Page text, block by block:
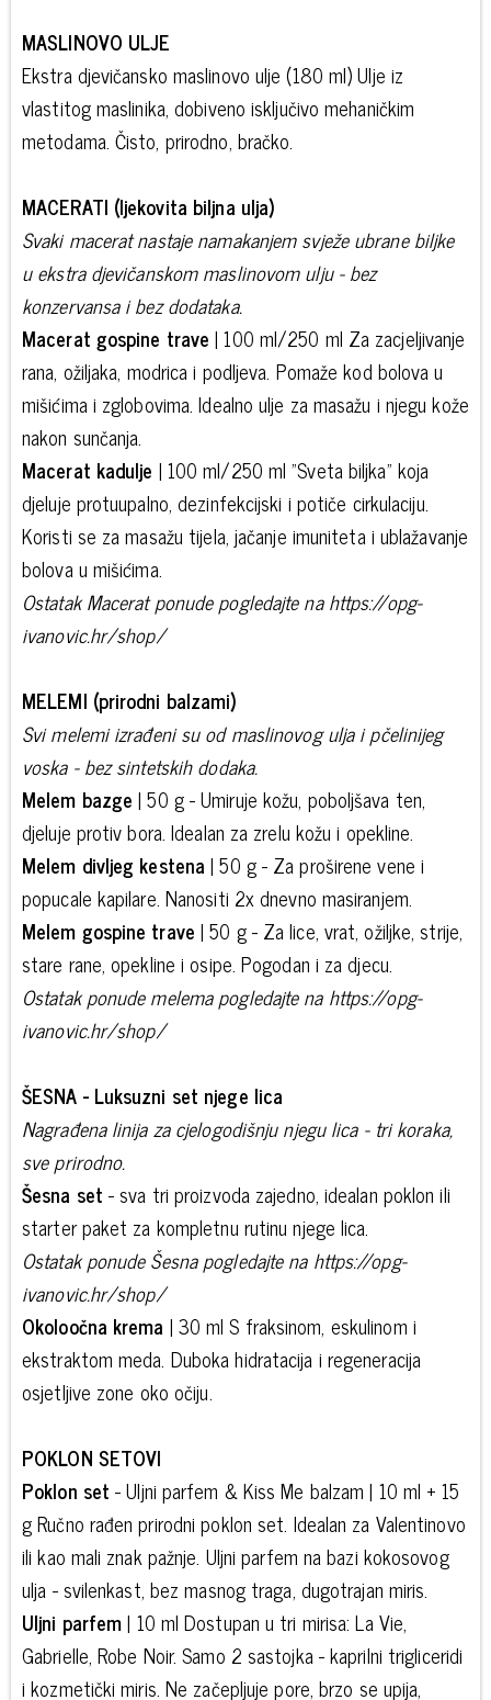
MASLINOVO ULJE
Ekstra djevičansko maslinovo ulje (180 ml) Ulje iz
vlastitog maslinika, dobiveno isključivo mehaničkim
metodama. Čisto, prirodno, bračko.
MACERATI (ljekovita biljna ulja)
Svaki macerat nastaje namakanjem svježe ubrane biljke
u ekstra djevičanskom maslinovom ulju - bez
konzervansa i bez dodataka.
Macerat gospine trave | 100 ml/250 ml Za zacjeljivanje
rana, ožiljaka, modrica i podljeva. Pomaže kod bolova u
mišićima i zglobovima. Idealno ulje za masažu i njegu kože
nakon sunčanja.
Macerat kadulje | 100 ml/250 ml "Sveta biljka" koja
djeluje protuupalno, dezinfekcijski i potiče cirkulaciju.
Koristi se za masažu tijela, jačanje imuniteta i ublažavanje
bolova u mišićima.
Ostatak Macerat ponude pogledajte na https://opg-
ivanovic.hr/shop/
MELEMI (prirodni balzami)
Svi melemi izrađeni su od maslinovog ulja i pčelinijeg
voska - bez sintetskih dodaka.
Melem bazge | 50 g - Umiruje kožu, poboljšava ten,
djeluje protiv bora. Idealan za zrelu kožu i opekline.
Melem divljeg kestena | 50 g - Za proširene vene i
popucale kapilare. Nanositi 2x dnevno masiranjem.
Melem gospine trave | 50 g - Za lice, vrat, ožiljke, strije,
stare rane, opekline i osipe. Pogodan i za djecu.
Ostatak ponude melema pogledajte na https://opg-
ivanovic.hr/shop/
ŠESNA - Luksuzni set njege lica
Nagrađena linija za cjelogodišnju njegu lica - tri koraka,
sve prirodno.
Šesna set - sva tri proizvoda zajedno, idealan poklon ili
starter paket za kompletnu rutinu njege lica.
Ostatak ponude Šesna pogledajte na https://opg-
ivanovic.hr/shop/
Okoloočna krema | 30 ml S fraksinom, eskulinom i
ekstraktom meda. Duboka hidratacija i regeneracija
osjetljive zone oko očiju.
POKLON SETOVI
Poklon set - Uljni parfem & Kiss Me balzam | 10 ml + 15
g Ručno rađen prirodni poklon set. Idealan za Valentinovo
ili kao mali znak pažnje. Uljni parfem na bazi kokosovog
ulja - svilenkast, bez masnog traga, dugotrajan miris.
Uljni parfem| 10 ml Dostupan u tri mirisa: La Vie,
Gabrielle, Robe Noir. Samo 2 sastojka - kaprilni trigliceridi
i kozmetički miris. Ne začepljuje pore, brzo se upija,